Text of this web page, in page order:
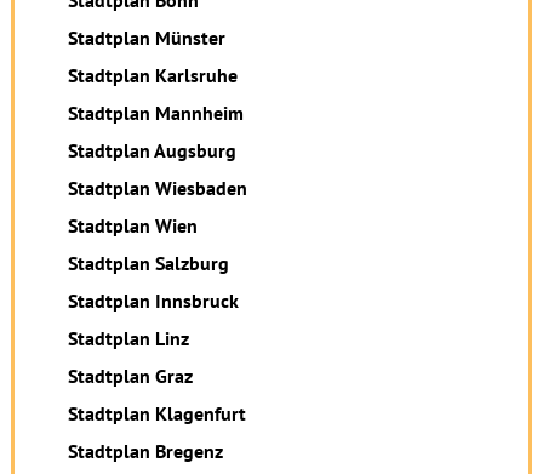
Stadtplan Münster
Stadtplan Karlsruhe
Stadtplan Mannheim
Stadtplan Augsburg
Stadtplan Wiesbaden
Stadtplan Wien
Stadtplan Salzburg
Stadtplan Innsbruck
Stadtplan Linz
Stadtplan Graz
Stadtplan Klagenfurt
Stadtplan Bregenz